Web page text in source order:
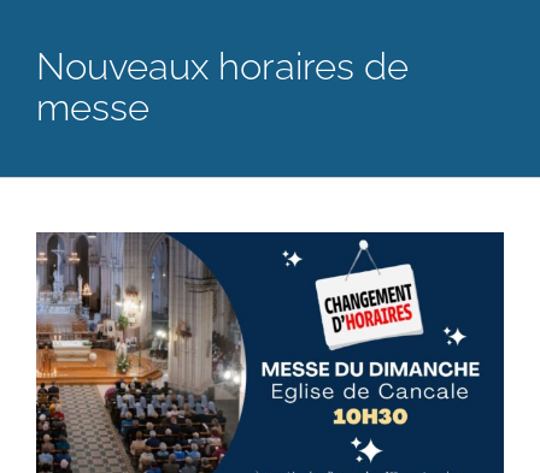
La paroisse
Servir et aimer
Adultes, jeunes et famille
Actualités
Contact
Nouveaux horaires de
messe
Voir
l'image
agrandie